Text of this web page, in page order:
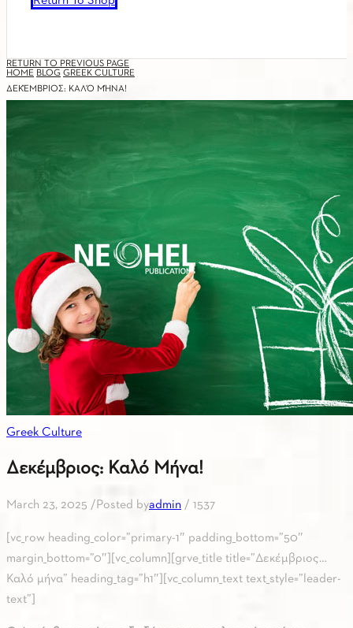
RETURN TO PREVIOUS PAGE
HOME BLOG GREEK CULTURE
ΔΕΚΈΜΒΡΙΟΣ: ΚΑΛΌ ΜΉΝΑ!
Greek Culture
Δεκέμβριος: Καλό Μήνα!
March 23, 2025 /Posted byadmin / 1537
[vc_row heading_color=”primary-1″ padding_bottom=”50″
margin_bottom=”0″][vc_column][grve_title title=”Δεκέμβριος…
Καλό μήνα” heading_tag=”h1″][vc_column_text text_style=”leader-
text”]